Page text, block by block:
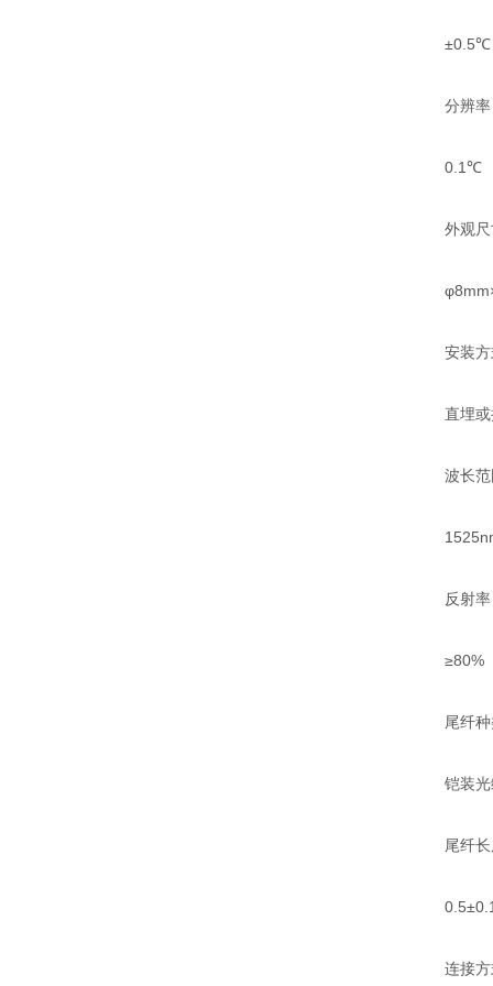
±0.5℃
分辨率
0.1℃
外观尺
安装方
直埋或
波长范
反射率
≥80%
尾纤种
铠装光
尾纤长
连接方